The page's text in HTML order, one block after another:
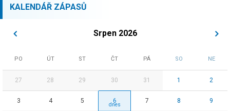
KALENDÁŘ ZÁPASŮ
Srpen 2026
PO ÚT ST ČT PÁ SO NE
27 28 29 30 31 1 2
3 4 5 6 7 8 9